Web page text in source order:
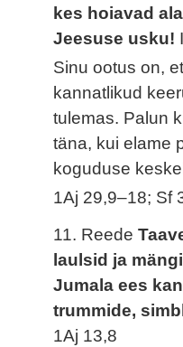
kes hoiavad
Jeesuse usku!
Sinu ootus on,
kannatlikud
tulemas. Palun
täna, kui elame
koguduse
1Aj 29,9–18; Sf
11. Reede
laulsid ja
Jumala ees
trummide,
1Aj 13,8